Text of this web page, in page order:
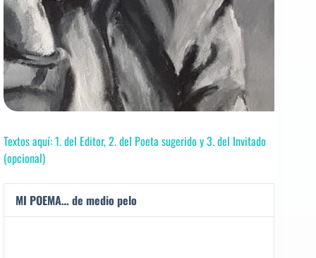
Textos aquí: 1. del Editor, 2. del Poeta sugerido y 3. del Invitado
(opcional)
MI POEMA… de medio pelo